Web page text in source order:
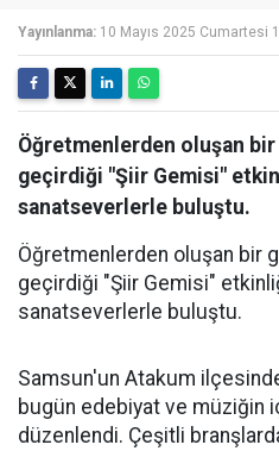
Yayınlanma: 10 Mayıs 2025 Cumartesi
Öğretmenlerden oluşan
geçirdiği "Şiir Gemisi"
sanatseverlerle buluştu.
Öğretmenlerden oluşan bir
geçirdiği "Şiir Gemisi"
sanatseverlerle buluştu.
Samsun'un Atakum
bugün edebiyat ve müziğin
düzenlendi. Çeşitli